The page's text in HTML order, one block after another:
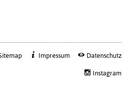
Impressum Datenschutz
Instagram